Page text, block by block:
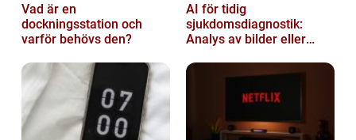
Vad är en
dockningsstation och
varför behövs den?
AI för tidig
sjukdomsdiagnostik:
Analys av bilder eller